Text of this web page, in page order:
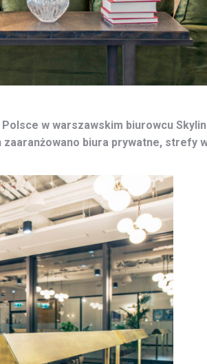
w warszawskim biurowcu
biura prywatne, strefy